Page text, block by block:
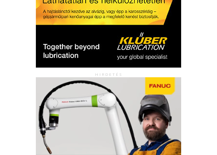
HIRDETÉS